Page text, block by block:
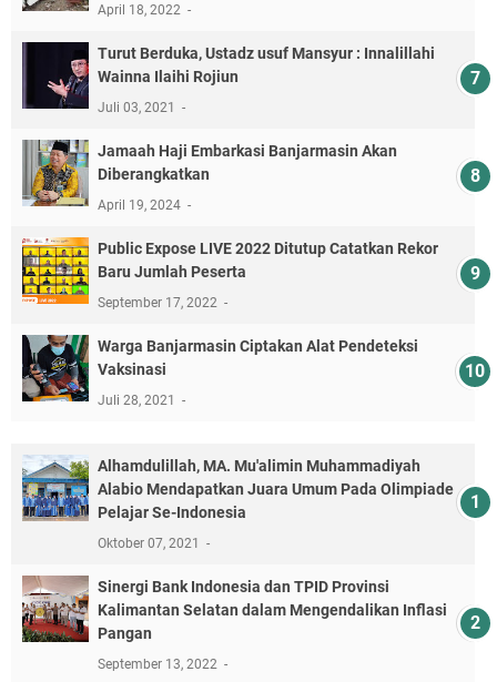
April 18, 2022
Turut Berduka, Ustadz usuf Mansyur : Innalillahi
Wainna Ilaihi Rojiun
Juli 03, 2021
Jamaah Haji Embarkasi Banjarmasin Akan
Diberangkatkan
April 19, 2024
Public Expose LIVE 2022 Ditutup Catatkan Rekor
Baru Jumlah Peserta
September 17, 2022
Warga Banjarmasin Ciptakan Alat Pendeteksi
Vaksinasi
Juli 28, 2021
Alhamdulillah, MA. Mu'alimin Muhammadiyah
Alabio Mendapatkan Juara Umum Pada Olimpiade
Pelajar Se-Indonesia
Oktober 07, 2021
Sinergi Bank Indonesia dan TPID Provinsi
Kalimantan Selatan dalam Mengendalikan Inflasi
Pangan
September 13, 2022